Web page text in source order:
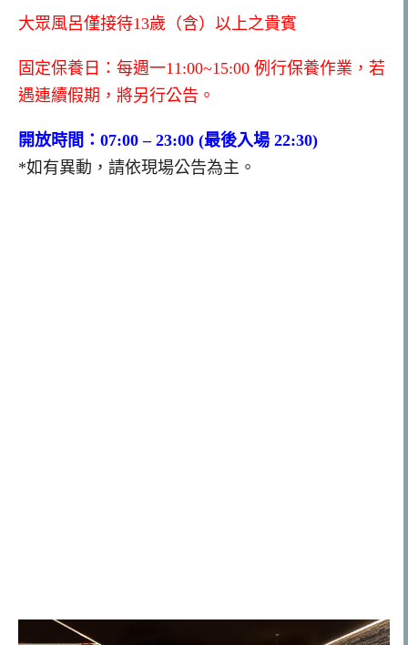
大眾風呂僅接待13歲（含）以上之貴賓
固定保養日：每週一11:00~15:00 例行保養作業，若
遇連續假期，將另行公告。
開放時間：07:00 – 23:00 (最後入場 22:30)
*如有異動，請依現場公告為主。